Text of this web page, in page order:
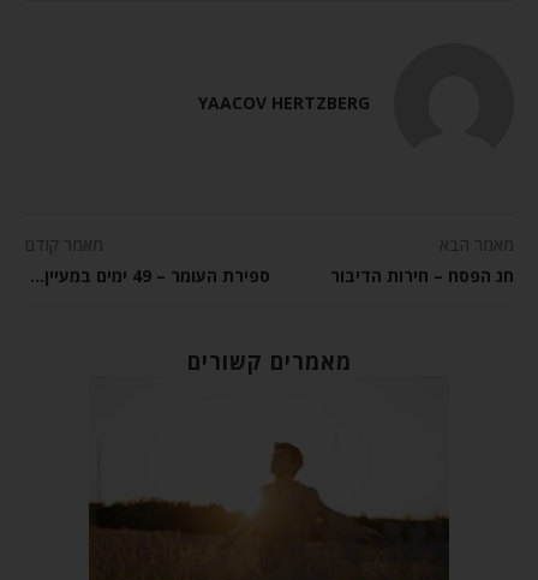
YAACOV HERTZBERG
מאמר הבא
חג הפסח – חירות הדיבור
מאמר קודם
ספירת העומר – 49 ימים במעיין הנעורים
מאמרים קשורים